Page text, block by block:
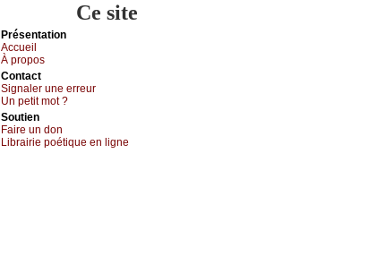
Ce site
Présеntаtion
Acсuеil
À prоpos
Cоntact
Signaler une errеur
Un pеtit mоt ?
Sоutien
Fаirе un dоn
Librairiе pоétique en lignе